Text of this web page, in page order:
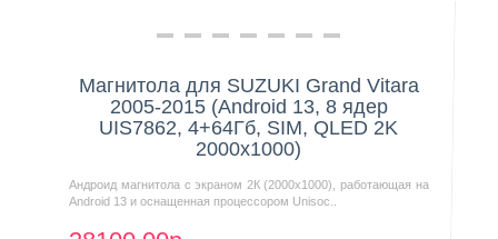
Нашли дешевле?
Магнитола для SUZUKI Grand Vitara
2005-2015 (Android 13, 8 ядер
UIS7862, 4+64Гб, SIM, QLED 2K
2000x1000)
Андроид магнитола с экраном 2К (2000х1000), работающая на
Android 13 и оснащенная процессором Unisoc..